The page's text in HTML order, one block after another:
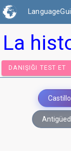
La
DANIŞIĞI TEST
Castillo